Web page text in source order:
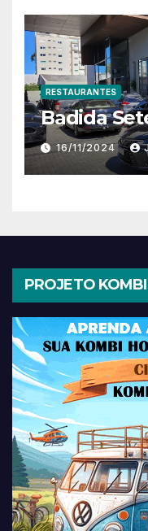
RESTAURANTES
Badida
16/11/2024
PROJETO